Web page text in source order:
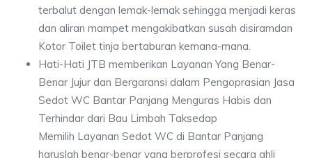
terbalut dengan lemak-lemak sehingga menjadi keras
dan aliran mampet mengakibatkan susah disiramdan
Kotor Toilet tinja bertaburan kemana-mana.
Hati-Hati JTB memberikan Layanan Yang Benar-
Benar Jujur dan Bergaransi dalam Pengoprasian Jasa
Sedot WC Bantar Panjang Menguras Habis dan
Terhindar dari Bau Limbah Taksedap
Memilih Layanan Sedot WC di Bantar Panjang
haruslah benar-benar yang berprofesi secara ahli